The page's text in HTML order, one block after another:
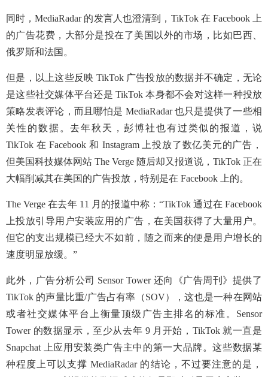
同时，MediaRadar 的发言人也澄清到，TikTok 在 Facebook 上
的广告花费，大部分是投在了美国以外的市场，比如巴西、
俄罗斯和法国。
但是，以上这些反映 TikTok 广告投放的数据并不确定，无论
是这些社交媒体平台还是 TikTok 本身都不会对这样一种投放
策略发表评论，而且哪怕是 MediaRadar 也只是提供了一些相
关性的数据。去年秋天，彭博社也有过类似的报道，说
TikTok 在 Facebook 和 Instagram 上投放了数亿美元的广告，
但美国科技媒体网站 The Verge 随后却又报道说，TikTok 正在
大幅削减其在美国的广告投放，特别是在 Facebook 上的。
The Verge 在去年 11 月的报道中称：“TikTok 通过在 Facebook
上投放引导用户安装应用的广告，在美国获得了大量用户。
但它的支出规模已经大不如前，随之而来的便是用户增长的
速度明显放缓。”
此外，广告分析公司 Sensor Tower 还向《广告周刊》提供了
TikTok 的声量比重/广告占有率（SOV），这也是一种在网站
或者社交媒体平台上衡量顶级广告主排名的标准。Sensor
Tower 的数据显示，至少从去年 9 月开始，TikTok 就一直是
Snapchat 上应用安装类广告主中的第一大品牌。这些数据某
种程度上可以支撑 MediaRadar 的结论，不过要注意的是，